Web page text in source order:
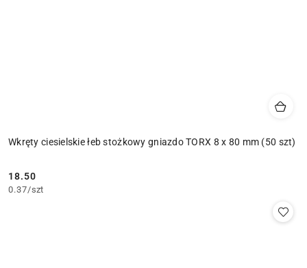
Wkręty ciesielskie łeb stożkowy gniazdo TORX 8 x 80 mm (50 szt)
Cena:
18.50
0.37/szt